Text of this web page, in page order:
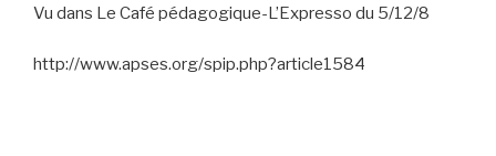
Vu dans Le Café pédagogique-L’Expresso du 5/12/8
http://www.apses.org/spip.php?article1584